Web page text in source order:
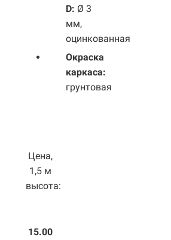
D: Ø 3
мм,
оцинкованная
Окраска
каркаса:
грунтовая
Цена,
1,5 м
высота:
15.00